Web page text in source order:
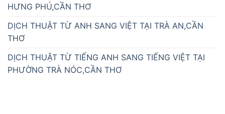
HƯNG PHÚ,CẦN THƠ
DỊCH THUẬT TỪ ANH SANG VIỆT TẠI TRÀ AN,CẦN
THƠ
DỊCH THUẬT TỪ TIẾNG ANH SANG TIẾNG VIỆT TẠI
PHƯỜNG TRÀ NÓC,CẦN THƠ